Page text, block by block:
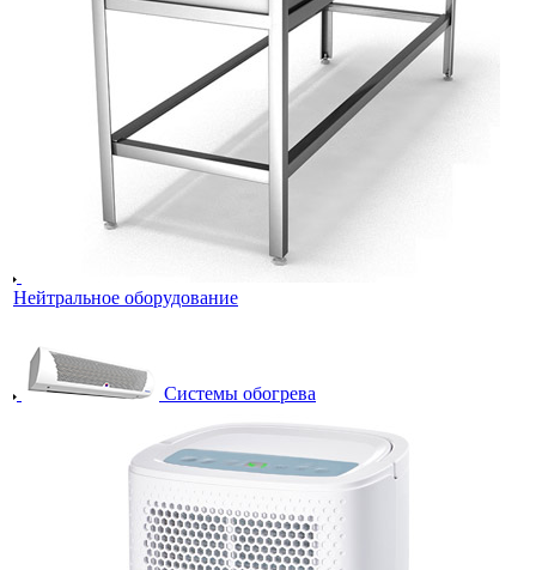
Нейтральное оборудование
Системы обогрева